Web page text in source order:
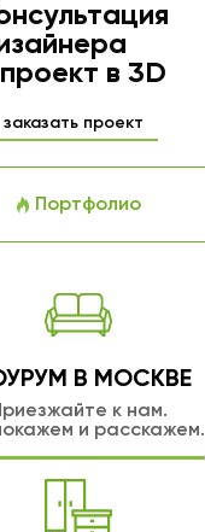
в 3D
заказать проект
Портфолио
В МОСКВЕ
к нам.
и расскажем.